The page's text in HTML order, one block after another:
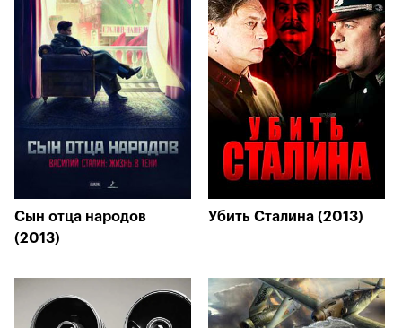
Сын отца народов
(2013)
Убить Сталина (2013)